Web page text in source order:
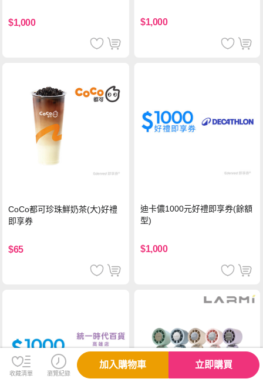
$1,000 $1,000
CoCo都可珍珠鮮奶茶(大)好禮
即享券
$65
迪卡儂1000元好禮即享券(餘額
型)
$1,000
收藏清單 瀏覽紀錄
加入購物車 立即購買